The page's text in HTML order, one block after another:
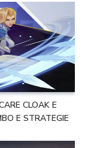
CLOAK E
E STRATEGIE